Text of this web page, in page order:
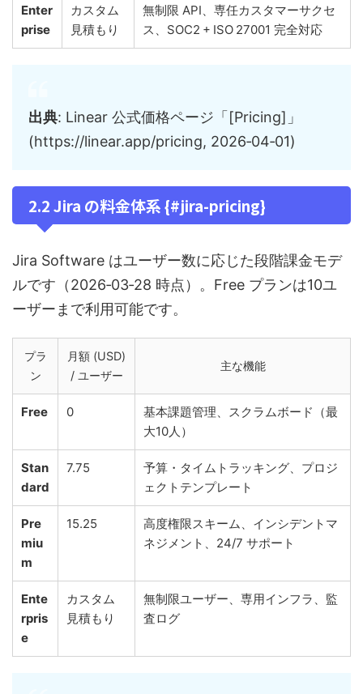
Enter
prise
カスタム
見積もり
無制限 API、専任カスタマーサクセ
ス、SOC2 + ISO 27001 完全対応
出典: Linear 公式価格ページ「[Pricing]」
(https://linear.app/pricing, 2026‑04‑01)
2.2 Jira の料金体系 {#jira-pricing}
Jira Software はユーザー数に応じた段階課金モデ
ルです（2026‑03‑28 時点）。Free プランは10ユ
ーザーまで利用可能です。
プラ
ン
月額 (USD)
/ ユーザー
主な機能
Free 0
基本課題管理、スクラムボード（最
大10人）
Stan
dard
7.75
予算・タイムトラッキング、プロジ
ェクトテンプレート
Pre
miu
m
15.25
高度権限スキーム、インシデントマ
ネジメント、24/7 サポート
Ente
rpris
e
カスタム
見積もり
無制限ユーザー、専用インフラ、監
査ログ